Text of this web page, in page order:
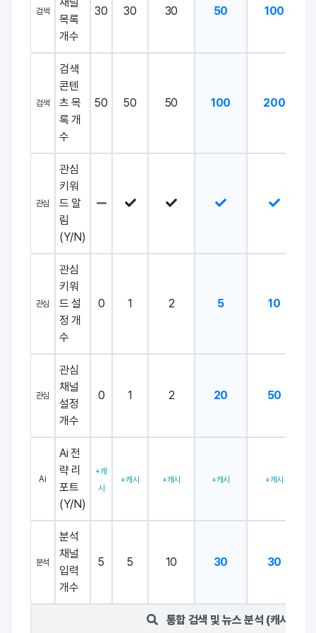
검색
목록
개수
30 30 30 50 100
검색
검색
콘텐
츠 목
록 개
수
50 50 50 100 200
관심
관심
키워
드 알
림
(Y/N)
관심
관심
키워
드 설
정 개
수
0 1 2 5 10
관심
관심
채널
설정
개수
0 1 2 20 50
Ai
Ai 전
략 리
포트
(Y/N)
+캐
시
+캐시 +캐시 +캐시 +캐시
분석
분석
채널
입력
개수
5 5 10 30 30
통합 검색 및 뉴스 분석 (캐시 차감)